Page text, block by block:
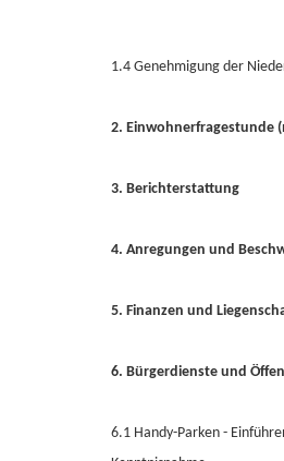
1.4 Genehmigung der
2. Einwohnerfragestunde
3. Berichterstattung
4. Anregungen und
5. Finanzen und
6. Bürgerdienste und
6.1 Handy-Parken -